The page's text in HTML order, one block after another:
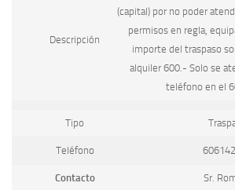
Descripción
(capital) por no poder
permisos en regla,
importe del traspaso
alquiler 600.- Solo se
teléfono en el
Tipo
Teléfono
Contacto Sr.